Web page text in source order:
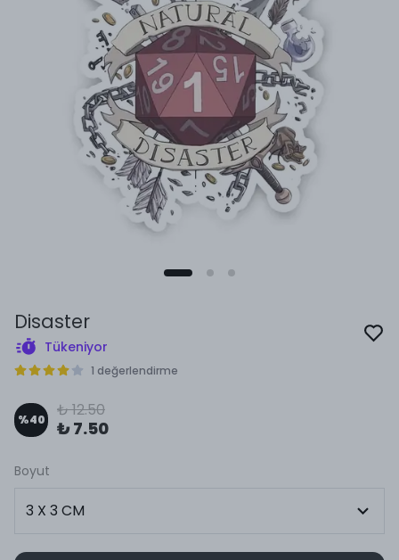
Disaster
Tükeniyor
1 değerlendirme
%40 ₺ 12.50
₺ 7.50
Boyut